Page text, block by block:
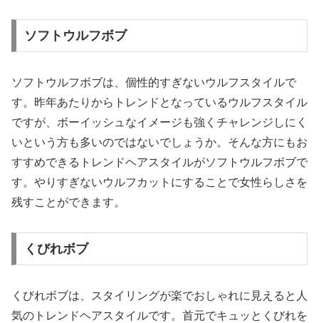
ソフトウルフボブ
ソフトウルフボブは、個性的すぎないウルフスタイルで
す。昨年あたりからトレンドとなっているウルフスタイル
ですが、ボーイッシュなイメージも強くチャレンジしにく
いという方も多いのではないでしょうか。そんな方にもお
すすめできるトレンドヘアスタイルがソフトウルフボブで
す。やりすぎないウルフカットにすることで女性らしさを
残すことができます。
くびれボブ
くびれボブは、スタイリングが楽でおしゃれに見えると人
気のトレンドヘアスタイルです。首元でキュッとくびれを